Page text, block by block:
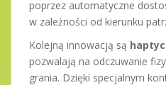
poprzez automatyczne
w zależności od kierunku
Kolejną innowacją są
pozwalają na odczuwanie
grania. Dzięki specjalnym